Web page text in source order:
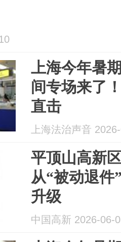
上海今年暑
间专场来了
直击
上海法治声音
平顶山高新
从“被动退件
升级
中国高新 2026-06-